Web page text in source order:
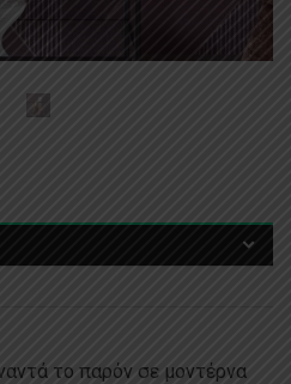
το παρόν σε μοντέρνα